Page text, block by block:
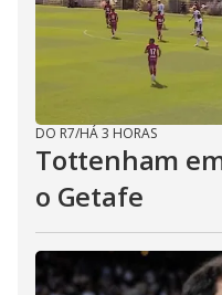
DO R7/HÁ 3 HORAS
Tottenham
o Getafe